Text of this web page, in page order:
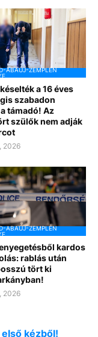
ABAÚJ-ZEMPLÉN
a 16 éves
szabadon
támadó! Az
szülők nem adják
2026
ABAÚJ-ZEMPLÉN
kardos
rablás után
tört ki
2026
kézből!